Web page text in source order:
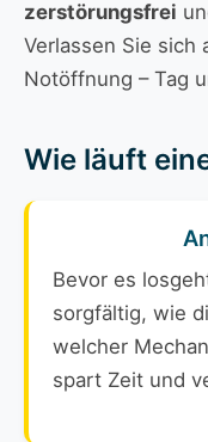
zerstörungsfrei
Verlassen Sie sich
Notöffnung – Tag
Wie läuft
Bevor es
sorgfältig, wie
welcher
spart Zeit und